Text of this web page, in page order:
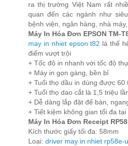
ra thị trường Việt Nam rất
quan đến các ngành như
bệnh viện, ngân hàng, nhà máy,
Máy In Hóa Đơn EPSON TM-
may in nhiet epson t82 là thế
điểm vượt trội
+ Tốc độ in nhanh với tốc độ
+ Máy in gọn gàng, bền bỉ
+ Tuổi thọ dầu in dùng được 60
+ Tuổi thọ dao cắt là 1,5 triệu
+ Dễ dàng lắp đặt để bàn,
+ Tiết kiệm không gian tối đa
Máy In Hóa Đơn Receipt
Kích thước giấy tối đa: 58mm
Loại: driver may in nhiet rp58e-u